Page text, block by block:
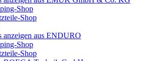
Shop
Shop
anzeigen aus ENDURO
Shop
Shop